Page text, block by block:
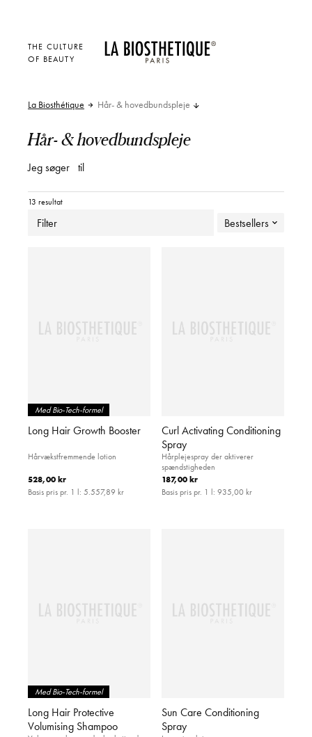
THE CULTURE
OF BEAUTY
La Biosthétique Hår- & hovedbundspleje
Hår- & hovedbundspleje
Jeg søger til
13 resultat
Filter Bestsellers
Med Bio-Tech-formel
Long Hair Growth Booster
Hårvækstfremmende lotion
528,00 kr
Basis pris pr. 1 l: 5.557,89 kr
Curl Activating Conditioning
Spray
Hårplejespray der aktiverer
spændstigheden
187,00 kr
Basis pris pr. 1 l: 935,00 kr
Med Bio-Tech-formel
Long Hair Protective
Volumising Shampoo
Sun Care Conditioning
Spray